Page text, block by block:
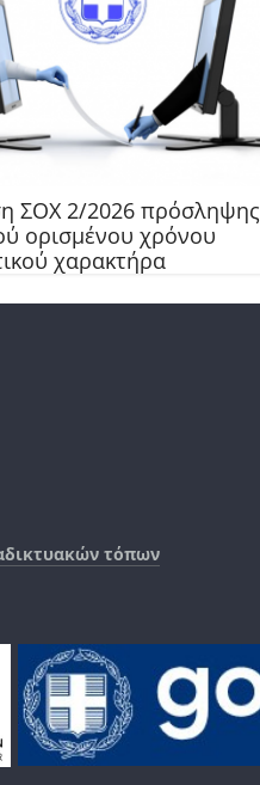
ΣΟΧ 2/2026 πρόσληψης
ορισμένου χρόνου
χαρακτήρα
τόπων